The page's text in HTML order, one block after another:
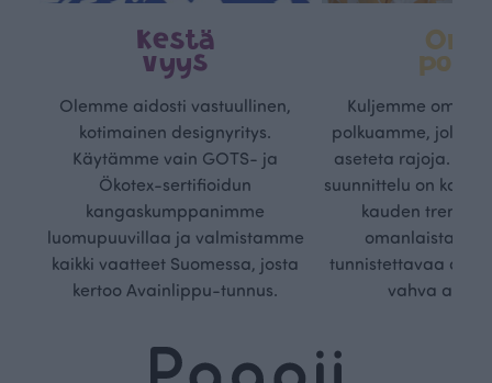
Kestä
vyys
Olemme aidosti vastuullinen,
kotimainen designyritys.
Käytämme vain GOTS- ja
Ökotex-sertifioidun
kangaskumppanimme
luomupuuvillaa ja valmistamme
kaikki vaatteet Suomessa, josta
kertoo Avainlippu-tunnus.
Oma
Kuljemme omaa,
polkuamme, jolla
aseteta rajoja.
suunnittelu on
kauden
omanlaista,
tunnistettavaa
vahva